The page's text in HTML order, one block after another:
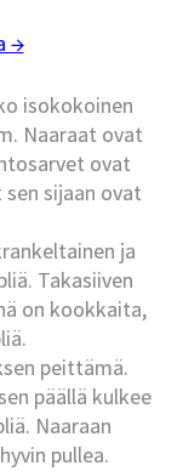
→
isokokoinen
Naaraat ovat
ovat
sijaan ovat
ja
Takasiiven
on kookkaita,
peittämä.
päällä kulkee
Naaraan
pullea.